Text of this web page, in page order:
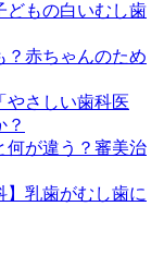
どもの白いむし歯
？赤ちゃんのため
やさしい歯科医
？
何が違う？審美治
】乳歯がむし歯に